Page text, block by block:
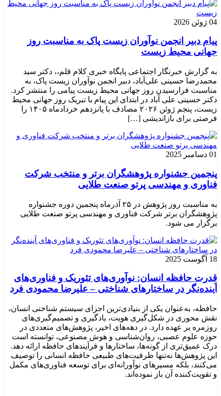
04 ژوئن 2026
پیام دبیر انجمن نوآوران زیست پاک به مناسبت روز
جهانی محیط زیست
به گزارش خبرنگار اجتماعی پایگاه خبری کلام قلم،، دکتر سید
محمدرضا حسینی علی‌آباد، دبیر انجمن نوآوران زیست پاک، به
مناسبت فرارسیدن روز جهانی محیط زیست پیامی را منتشر کرد.
دکتر حسینی علی آباد در ابتدای این پیام با تبریک روز جهانی محیط
زیست، پنجم ژوئن ۲۰۲۶ مصادف با پانزدهم خردادماه ۱۴۰۵ را
فرصتی برای بازاندیشی […]
01 دسامبر 2025
پنجمین جشنواره پژوهشگران برتر و منتخب شرکت
فناوری و مهندسی پرتو صنعت طلایی
به مناسبت روز پژوهش در ۲۵ آذرماه پنجمین دوره جشنواره
پژوهشگران برتر شرکت فناوری و مهندسی پرتو صنعت طلایی
برگزار می شود.
18 آگوست 2025
قدرت حافظه انسان: نوآوری‌های تئوریک و فناوری‌های
آینده‌نگر در ساختارهای شناختی – علیرضا محمودی فرد
حافظه، به‌عنوان یکی از بنیادی‌ترین اجزای سیستم شناختی انسان،
نقش محوری در شکل‌گیری هویت، یادگیری و تصمیم‌گیری‌های
روزمره بر عهده دارد. در دهه‌های اخیر، پژوهش‌های متعددی در
حوزه علوم عصبی، روان‌شناسی و هوش مصنوعی، توانسته‌ است
درک عمیق‌تری از گونه‌ها، ساختارها و فرآیندهای حافظه ارائه دهد.
این پژوهش‌ها نه‌تنها ظرفیت‌های طبیعی حافظه انسانی را توصیف
می‌کنند، بلکه مسیرهای نوآورانه‌ای برای توسعه فناوری‌های مکمل
و تقویت‌کننده آن باز نموده‌اند.